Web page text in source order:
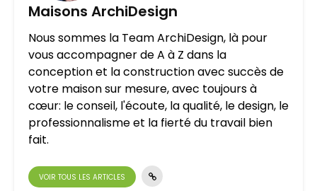
Maisons ArchiDesign
Nous sommes la Team ArchiDesign, là pour
vous accompagner de A à Z dans la
conception et la construction avec succès de
votre maison sur mesure, avec toujours à
cœur: le conseil, l'écoute, la qualité, le design, le
professionnalisme et la fierté du travail bien
fait.
VOIR TOUS LES ARTICLES